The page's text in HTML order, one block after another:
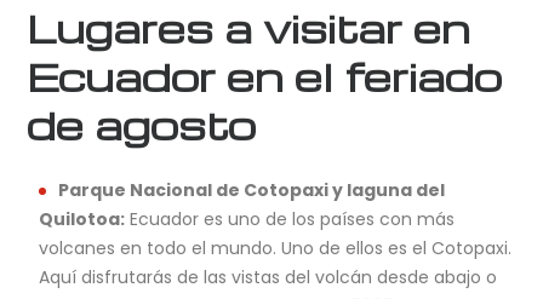
Lugares a visitar en
Ecuador en el feriado
de agosto
Parque Nacional de Cotopaxi y laguna del
Quilotoa: Ecuador es uno de los países con más
volcanes en todo el mundo. Uno de ellos es el Cotopaxi.
Aquí disfrutarás de las vistas del volcán desde abajo o